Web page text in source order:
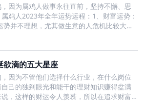
因为属鸡人做事永往直前，坚持不懈、思
鸡人2023年全年运势运程：1、财富运势：
并不理想，尤其做生意的人危机比较大。
年事业方面的运势表现一般。3、健康运
欲滴的五大星座
因为不管他们选择什么行业，在什么岗位
己的独到眼光和能干的理财知识赚得盆满
，这样的财运令人羡慕，所以在追求财富